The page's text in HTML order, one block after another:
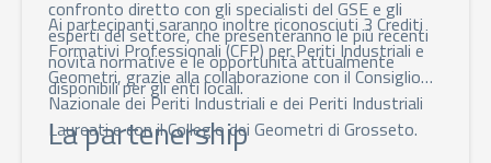
confronto diretto con gli specialisti del GSE e gli
esperti del settore, che presenteranno le più recenti
novità normative e le opportunità attualmente
disponibili per gli enti locali.
Ai partecipanti saranno inoltre riconosciuti 3 Crediti
Formativi Professionali (CFP) per Periti Industriali e
Geometri, grazie alla collaborazione con il Consiglio
Nazionale dei Periti Industriali e dei Periti Industriali
Laureati e con il Collegio dei Geometri di Grosseto.
La partenership